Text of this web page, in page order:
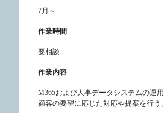
7月～
作業時間
要相談
作業内容
M365および人事データシステムの運
顧客の要望に応じた対応や提案を行う。